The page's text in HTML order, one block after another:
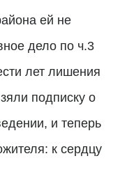
ей не
дело по ч.3
лет лишения
подписку о
и теперь
к сердцу